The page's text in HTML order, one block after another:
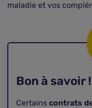
maladie et vos
Bon à savoir !
Certains contrats